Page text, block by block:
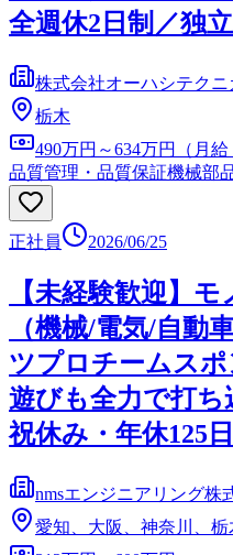
全週休2日制／独
株式会社オーハシテクニ
栃木
490万円～634万円（月給
品質管理・品質保証機械部
正社員 2026/06/25
【未経験歓迎】
（機械/電気/自動
ツプロチームス
遊びも全力で打
祝休み・年休125日
nmsエンジニアリング株
愛知、大阪、神奈川、栃